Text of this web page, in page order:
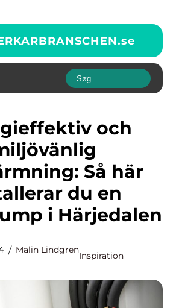
se
Så här
du en
i Härjedalen
Malin Lindgren
Inspiration